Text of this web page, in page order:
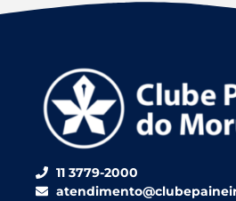
11 3779-2000